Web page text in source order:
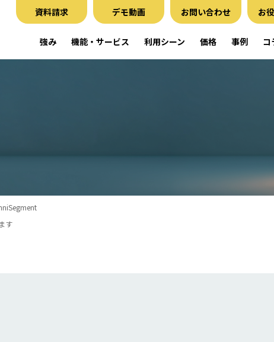
資料請求 デモ動画 お問い合わせ お
強み 機能・サービス 利用シーン 価格 事例 コ
す